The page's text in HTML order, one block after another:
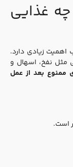
غذایی
زیادی دارد.
نفخ، اسهال و
بعد از عمل